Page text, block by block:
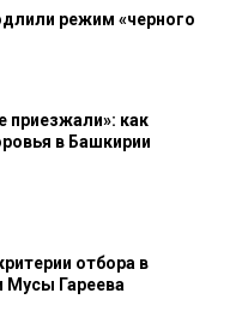
режим «черного
приезжали»: как
в Башкирии
отбора в
Мусы Гареева